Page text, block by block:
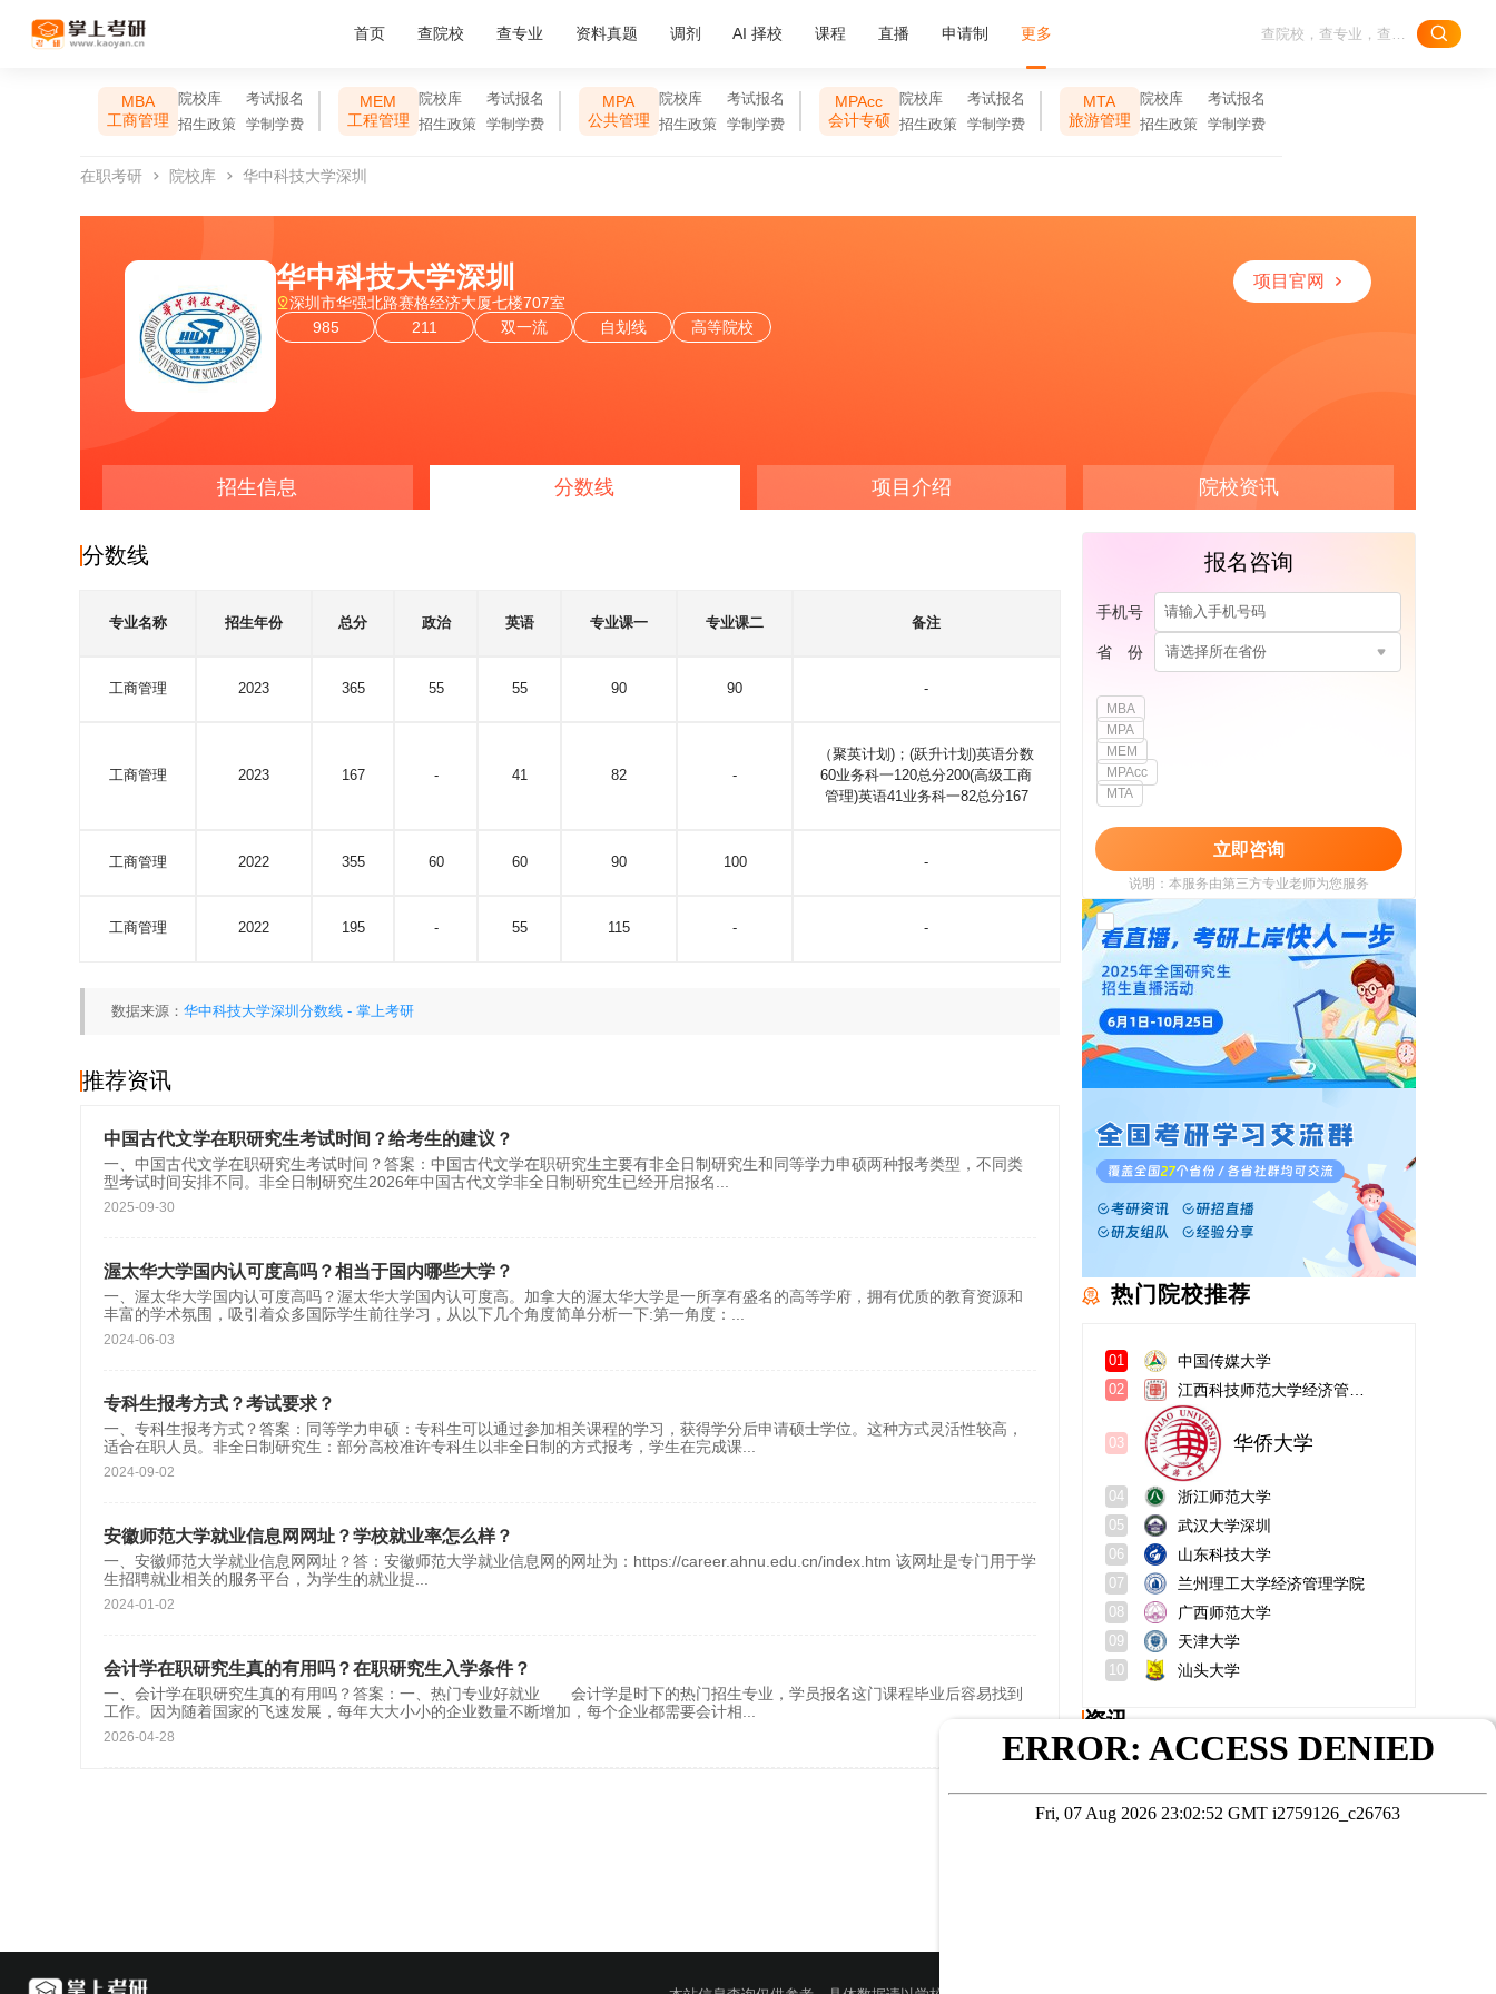
首页 查院校 查专业 资料真题 调剂 AI 择校 课程 直播 申请制 更多
MBA
工商管理
院校库
考试报名
招生政策
学制学费
MEM
工程管理
院校库
考试报名
招生政策
学制学费
MPA
公共管理
院校库
考试报名
招生政策
学制学费
MPAcc
会计专硕
院校库
考试报名
招生政策
学制学费
MTA
旅游管理
院校库
考试报名
招生政策
学制学费
在职考研 院校库 华中科技大学深圳
华中科技大学深圳
深圳市华强北路赛格经济大厦七楼707室
985
211 双一流 自划线 高等院校
项目官网
招生信息 分数线 项目介绍 院校资讯
分数线
专业名称 招生年份 总分 政治 英语 专业课一 专业课二 备注
工商管理 2023 365 55 55 90 90 -
工商管理 2023 167 - 41 82 -
（聚英计划)；(跃升计划)英语分数
60业务科一120总分200(高级工商
管理)英语41业务科一82总分167
工商管理 2022 355 60 60 90 100 -
工商管理 2022 195 - 55 115 - -
数据来源： 华中科技大学深圳分数线 - 掌上考研
推荐资讯
中国古代文学在职研究生考试时间？给考生的建议？
一、中国古代文学在职研究生考试时间？答案：中国古代文学在职研究生主要有非全日制研究生和同等学力申硕两种报考类型，不同类
型考试时间安排不同。非全日制研究生2026年中国古代文学非全日制研究生已经开启报名
2025-09-30
渥太华大学国内认可度高吗？相当于国内哪些大学？
一、渥太华大学国内认可度高吗？渥太华大学国内认可度高。加拿大的渥太华大学是一所享有盛名的高等学府，拥有优质的教育资源和
丰富的学术氛围，吸引着众多国际学生前往学习，从以下几个角度简单分析一下:第一角度：
2024-06-03
专科生报考方式？考试要求？
一、专科生报考方式？答案：同等学力申硕：专科生可以通过参加相关课程的学习，获得学分后申请硕士学位。这种方式灵活性较高，
适合在职人员。非全日制研究生：部分高校准许专科生以非全日制的方式报考，学生在完成课
2024-09-02
安徽师范大学就业信息网网址？学校就业率怎么样？
一、安徽师范大学就业信息网网址？答：安徽师范大学就业信息网的网址为：https://career.ahnu.edu.cn/index.htm 该网址是专门用于学
生招聘就业相关的服务平台，为学生的就业提
2024-01-02
会计学在职研究生真的有用吗？在职研究生入学条件？
一、会计学在职研究生真的有用吗？答案：一、热门专业好就业 会计学是时下的热门招生专业，学员报名这门课程毕业后容易找到
工作。因为随着国家的飞速发展，每年大大小小的企业数量不断增加，每个企业都需要会计相
2026-04-28
报名咨询
手机号
省 份 请选择所在省份
MBA
MPA
MEM
MPAcc
MTA
立即咨询
说明：本服务由第三方专业老师为您服务
我已阅读并同意 《用户政策》
《用户服务
使用协议》
热门院校推荐
01 中国传媒大学
02
华侨大学
05 武汉大学深圳
06 山东科技大学
07 兰州理工大学经济管理学院
08 广西师范大学
09 天津大学
10 汕头大学
资讯
北京积分落户公示后多久可以落户？公示期多久？
南京师范大学在职研究生怎么样？如何申请在职研究生？